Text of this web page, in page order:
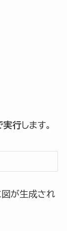
実行します。
図が生成され